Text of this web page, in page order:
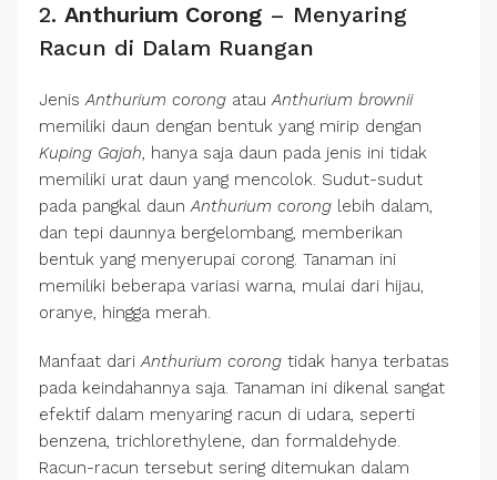
2. Anthurium Corong – Menyaring
Racun di Dalam Ruangan
JenisAnthurium corong atauAnthurium brownii
memiliki daun dengan bentuk yang mirip dengan
Kuping Gajah, hanya saja daun pada jenis ini tidak
memiliki urat daun yang mencolok. Sudut-sudut
pada pangkal daunAnthurium corong lebih dalam,
dan tepi daunnya bergelombang, memberikan
bentuk yang menyerupai corong. Tanaman ini
memiliki beberapa variasi warna, mulai dari hijau,
oranye, hingga merah.
Manfaat dariAnthurium corong tidak hanya terbatas
pada keindahannya saja. Tanaman ini dikenal sangat
efektif dalam menyaring racun di udara, seperti
benzena, trichlorethylene, dan formaldehyde.
Racun-racun tersebut sering ditemukan dalam